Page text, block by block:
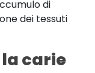
di
dei tessuti
carie